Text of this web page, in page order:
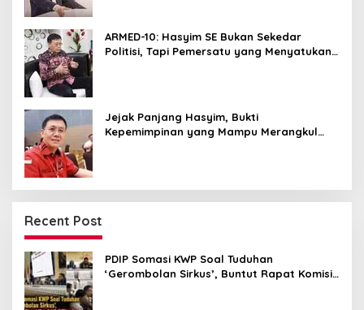
ARMED-10: Hasyim SE Bukan Sekedar
Politisi, Tapi Pemersatu yang Menyatukan
Jejak Panjang Hasyim, Bukti
Kepemimpinan yang Mampu Merangkul
Recent Post
PDIP Somasi KWP Soal Tuduhan
‘Gerombolan Sirkus’, Buntut Rapat Komisi